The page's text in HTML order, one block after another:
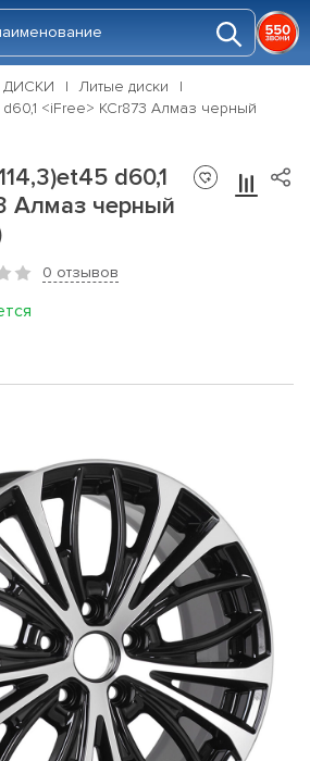
ДИСКИ
Литые диски
d60,1 <iFree> КСr873 Алмаз черный
d60,1
Алмаз черный
0 отзывов